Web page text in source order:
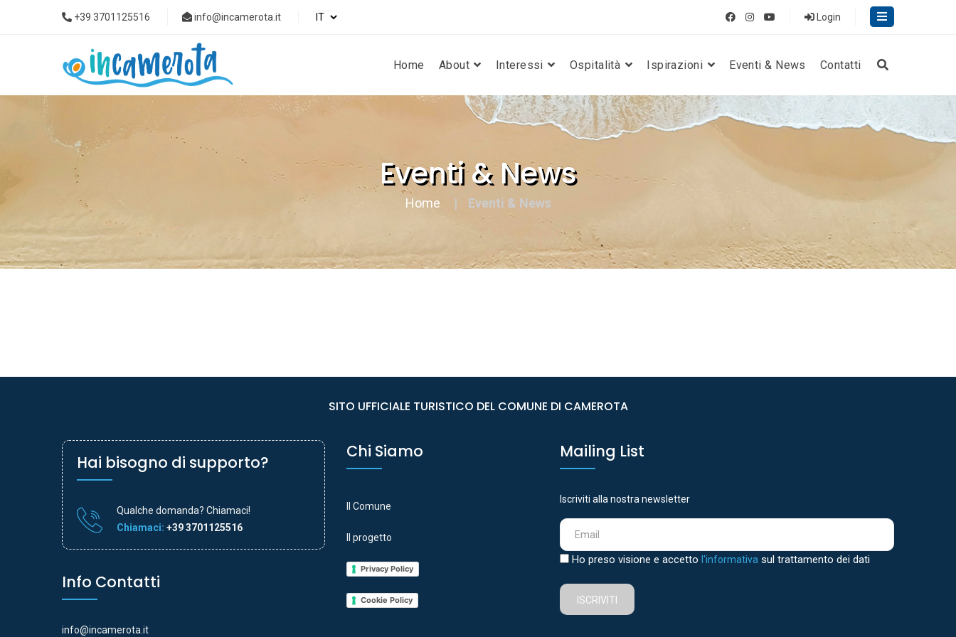
+39 3701125516 info@incamerota.it Login
Home About Interessi Ospitalità Ispirazioni Eventi & News Contatti
Eventi & News
Home Eventi & News
SITO UFFICIALE TURISTICO DEL COMUNE DI CAMEROTA
Hai bisogno di supporto?
Qualche domanda? Chiamaci!
Chiamaci: +39 3701125516
Info Contatti
info@incamerota.it
Chi Siamo
Il Comune
Il progetto
Privacy Policy
Cookie Policy
Mailing List
Iscriviti alla nostra newsletter
Ho preso visione e accetto l'informativa sul trattamento dei dati
ISCRIVITI